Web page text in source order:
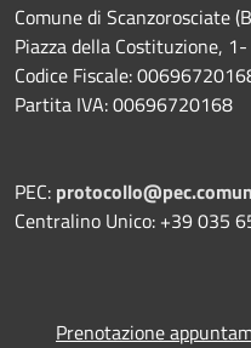
Comune di Scanzorosciate
Piazza della Costituzione,
Codice Fiscale:
Partita IVA: 00696720168
PEC:
Centralino Unico: +39 035
Prenotazione